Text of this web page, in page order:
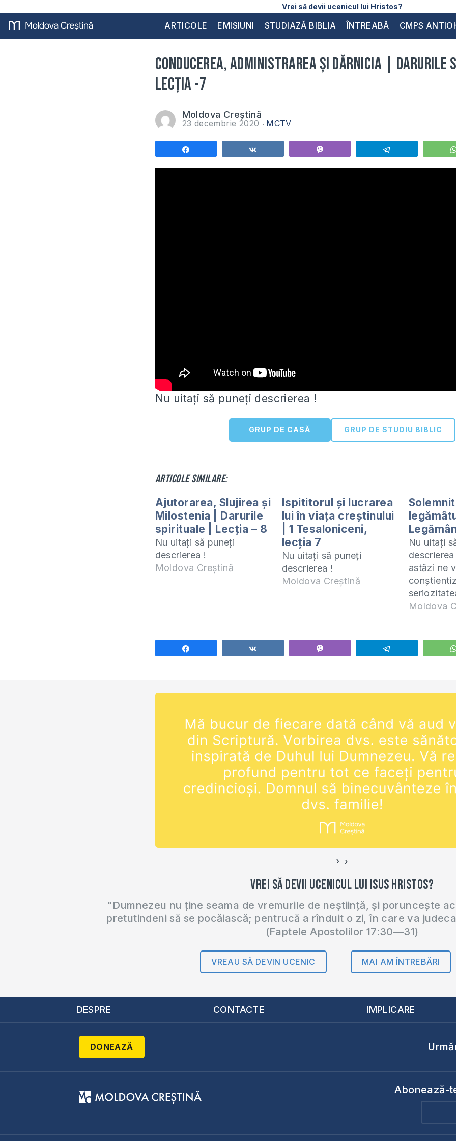
Vrei să devii ucenicul lui Hristos?
ARTICOLE EMISIUNI STUDIAZĂ BIBLIA ÎNTREABĂ CMPS
Conducerea, Administrarea și Dărnicia | Darurile
Lecția -7
Moldova Creștină
23 decembrie 2020 MCTV
Nu uitați să puneți descrierea !
GRUP DE CASĂ GRUP DE STUDIU BIBLIC
Articole similare:
Ajutorarea, Slujirea și
Milostenia | Darurile
spirituale | Lecția – 8
Nu uitați să puneți
descrierea !
Moldova Creștină
Ispititorul și lucrarea
lui în viața creștinului
| 1 Tesaloniceni,
lecția 7
Nu uitați să puneți
descrierea !
Moldova Creștină
Nu uitați
astăzi ne
unui
aduce
călcarea
Această
lecție de
online pe
Moldova
‹ ›
Vrei să devii ucenicul lui Isus Hristos?
"Dumnezeu nu ține seama de vremurile de neștiință, și poruncește
pretutindeni să se pocăiască; pentrucă a rînduit o zi, în care va
(Faptele Apostolilor 17:30—31)
VREAU SĂ DEVIN UCENIC MAI AM ÎNTREBĂRI
DESPRE CONTACTE IMPLICARE
DONEAZĂ
Abonează-